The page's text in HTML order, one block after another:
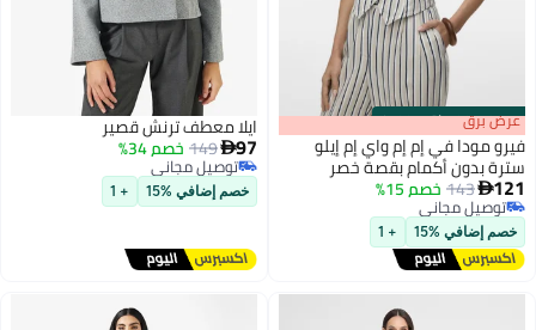
00m:00s
·باقي 100% عرض برق
فيرو مودا في إم إم واي إم إيلو
سترة بدون أكمام بقصة خصر
121
143 خصم 15%
توصيل مجاني
توصيل مجاني
خصم إضافي %15 + 1
ايلا معطف ترنش قصير
97
149 خصم 34%
توصيل مجاني
توصيل مجاني
خصم إضافي %15 + 1